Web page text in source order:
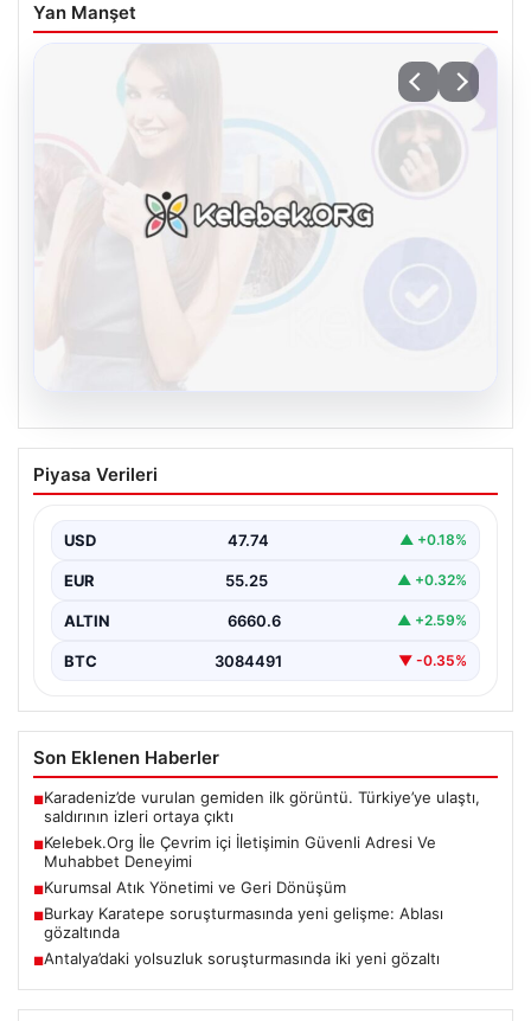
Yan Manşet
Kelebek.Org İle Çevrim içi İletişimin
Güvenli Adresi Ve Muhabbet Deneyimi
sağlaması büyük bir değer ifade etmektedir. Halen…
Piyasa Verileri
USD 47.74 ▲ +0.18%
EUR 55.25 ▲ +0.32%
ALTIN 6660.6 ▲ +2.59%
BTC 3084491 ▼ -0.35%
Son Eklenen Haberler
■Karadeniz’de vurulan gemiden ilk görüntü. Türkiye’ye ulaştı,
saldırının izleri ortaya çıktı
■Kelebek.Org İle Çevrim içi İletişimin Güvenli Adresi Ve
Muhabbet Deneyimi
■Kurumsal Atık Yönetimi ve Geri Dönüşüm
■Burkay Karatepe soruşturmasında yeni gelişme: Ablası
gözaltında
■Antalya’daki yolsuzluk soruşturmasında iki yeni gözaltı